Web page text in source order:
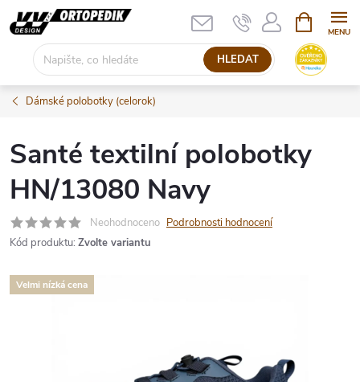
Přejít
na
HLEDAT
NÁKUPNÍ
KOŠÍK
Dámské polobotky (celorok)
Santé textilní polobotky
HN/13080 Navy
Neohodnoceno Podrobnosti hodnocení
Kód produktu: Zvolte variantu
Velmi nízká cena